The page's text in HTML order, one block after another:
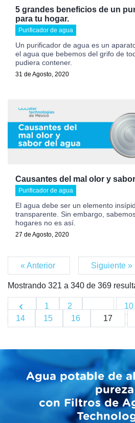
5 grandes beneficios de un
para tu hogar.
Purificador de agua
Un purificador de agua es un
el agua que bebemos del grifo de
pudiera contener.
31 de Agosto, 2020
Causantes del mal olor y
Purificador de agua
El agua debe ser un elemento
transparente. Sin embargo,
hogares no es así.
27 de Agosto, 2020
« Anterior Siguiente »
Mostrando 321 a 340 de 369
1 2 10
14
15 16 17
Agua potable de
pureza
con Filtros de